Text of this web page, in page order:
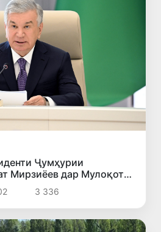
Мирзиёев дар Мулоқоти
сарони давлатҳои
Озарбойҷон
3 336